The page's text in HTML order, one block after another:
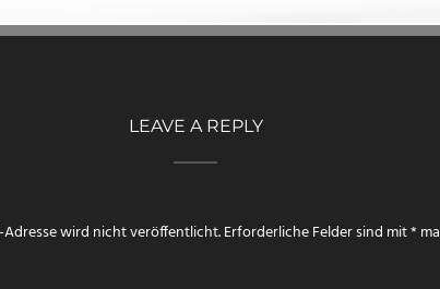
LEAVE A REPLY
Adresse wird nicht veröffentlicht.Erforderliche Felder sind mit*